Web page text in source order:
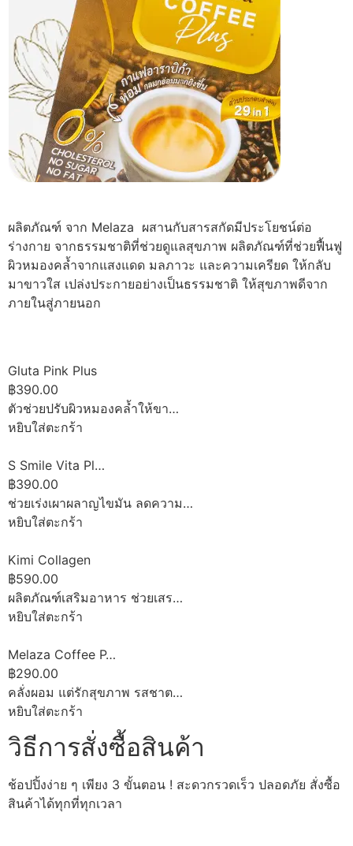
ผลิตภัณฑ์ จาก Melaza ผสานกับสารสกัดมีประโยชน์ต่อ
ร่างกาย จากธรรมชาติที่ช่วยดูแลสุขภาพ ผลิตภัณฑ์ที่ช่วยฟื้นฟู
ผิวหมองคล้ำจากแสงแดด มลภาวะ และความเครียด ให้กลับ
มาขาวใส เปล่งประกายอย่างเป็นธรรมชาติ ให้สุขภาพดีจาก
ภายในสู่ภายนอก
Gluta Pink Plus
฿390.00
ตัวช่วยปรับผิวหมองคล้ำให้ขา…
หยิบใส่ตะกร้า
S Smile Vita Pl…
฿390.00
ช่วยเร่งเผาผลาญไขมัน ลดความ…
หยิบใส่ตะกร้า
Kimi Collagen
฿590.00
ผลิตภัณฑ์เสริมอาหาร ช่วยเสร…
หยิบใส่ตะกร้า
Melaza Coffee P…
฿290.00
คลั่งผอม แต่รักสุขภาพ รสชาต…
หยิบใส่ตะกร้า
วิธีการสั่งซื้อสินค้า
ช้อปปิ้งง่าย ๆ เพียง 3 ขั้นตอน ! สะดวกรวดเร็ว ปลอดภัย สั่งซื้อ
สินค้าได้ทุกที่ทุกเวลา